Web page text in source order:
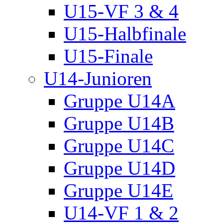
U15-VF 3 & 4
U15-Halbfinale
U15-Finale
U14-Junioren
Gruppe U14A
Gruppe U14B
Gruppe U14C
Gruppe U14D
Gruppe U14E
U14-VF 1 & 2